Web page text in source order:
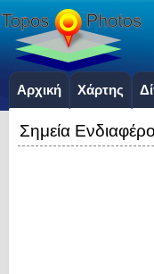
Αρχική Χάρτης
Σημεία